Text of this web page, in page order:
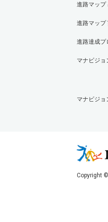
進路マップ
進路マップ
進路達成プ
マナビジョ
マナビジョ
Copyright